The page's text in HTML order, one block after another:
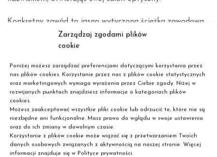
Zarządzaj zgodami plików
cookie
Poniżej możesz zarządzać preferencjami dotyczącymi korzystania przez
nas plików cookies. Korzystanie przez nas z plików cookie statystycznych
oraz marketingowych wymaga wyrażenia przez Ciebie zgody. Niżej w
rozwijanych punktach znajdziesz informacje o kategoriach plików
cookies.
Możesz zaakceptować wszystkie pliki cookie lub odrzucić te, które nie są
niezbędne ani funkcjonalne. Masz prawo do wglądu w swoje ustawienia
oraz do ich zmiany w dowolnym czasie.
Korzystanie z plików cookie może wiązać się z przetwarzaniem Twoich
danych osobowych związanych z aktywnością na naszej stronie. Więcej
informacji znajduje się w Polityce prywatności.
Konkretny zawód to jasno wytyczona ścieżka zawodowa,
która nabiera tempa po zdobyciu doświadczenia w pracy
technik optyk. Dodatkowo cały czas można podnosić
TECHNIK OPTYK CZY WARTO NIM ZOSTAĆ?
Wśród zalet pracy w zawodzie technik optyk często
wymieniane jest stabilne zatrudnienie. Technicy optycy są
najczęściej zatrudniani na etat, ale można również
znaleźć oferty zatrudnienia na pół etatu- co jest dobrym
pomysłem dla młodych mam. 23% optyków w